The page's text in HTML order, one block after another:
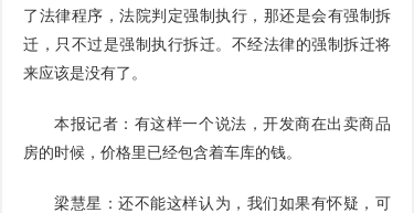
了法律程序，法院判定强制执行，那还是会有强制拆
迁，只不过是强制执行拆迁。不经法律的强制拆迁将
来应该是没有了。
本报记者：有这样一个说法，开发商在出卖商品
房的时候，价格里已经包含着车库的钱。
梁慧星：还不能这样认为，我们如果有怀疑，可